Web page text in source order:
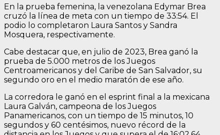
En la prueba femenina, la venezolana Edymar Brea
cruzó la línea de meta con un tiempo de 33:54. El
podio lo completaron Laura Santos y Sandra
Mosquera, respectivamente.
Cabe destacar que, en julio de 2023, Brea ganó la
prueba de 5.000 metros de los Juegos
Centroamericanos y del Caribe de San Salvador, su
segundo oro en el medio maratón de ese año.
La corredora le ganó en el esprint final a la mexicana
Laura Galván, campeona de los Juegos
Panamericanos, con un tiempo de 15 minutos, 10
segundos y 60 centésimos, nuevo récord de la